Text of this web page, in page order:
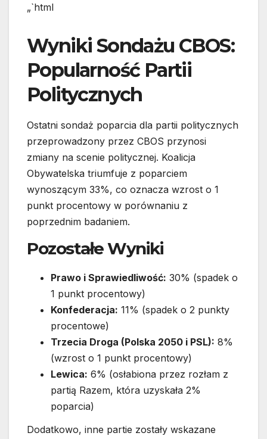
„`html
Wyniki Sondażu CBOS:
Popularność Partii
Politycznych
Ostatni sondaż poparcia dla partii politycznych
przeprowadzony przez CBOS przynosi
zmiany na scenie politycznej. Koalicja
Obywatelska triumfuje z poparciem
wynoszącym 33%, co oznacza wzrost o 1
punkt procentowy w porównaniu z
poprzednim badaniem.
Pozostałe Wyniki
Prawo i Sprawiedliwość: 30% (spadek o
1 punkt procentowy)
Konfederacja: 11% (spadek o 2 punkty
procentowe)
Trzecia Droga (Polska 2050 i PSL): 8%
(wzrost o 1 punkt procentowy)
Lewica: 6% (osłabiona przez rozłam z
partią Razem, która uzyskała 2%
poparcia)
Dodatkowo, inne partie zostały wskazane